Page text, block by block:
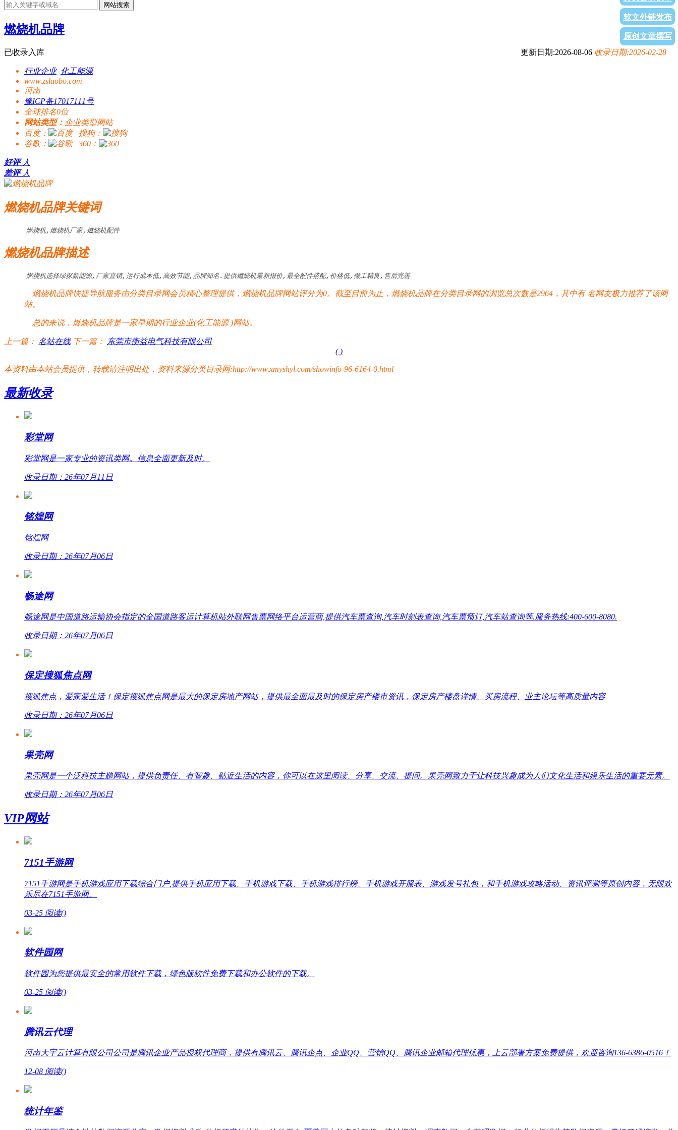
软文外链发布
原创文章撰写
网站搜索
燃烧机品牌
已收录入库 更新日期:2026-08-06 收录日期:2026-02-28
行业企业 化工能源
www.zslaobo.com
河南
豫ICP备17017111号
全球排名0位
网站类型： 企业类型网站
百度：
搜狗：
谷歌：
360：
好评 人
差评 人
燃烧机品牌关键词
燃烧机,燃烧机厂家,燃烧机配件
燃烧机品牌描述
燃烧机选择绿探新能源,厂家直销,运行成本低,高效节能,品牌知名.提供燃烧机最新报价,最全配件搭配,价格低,做工精良,售后完善
燃烧机品牌快捷导航服务由分类目录网会员精心整理提供，燃烧机品牌网站评分为0。截至目前为止，燃烧机品牌在分类目录网的浏览总次数是2964，其中有名网友极力推荐了该网
站。
总的来说，燃烧机品牌是一家早期的行业企业(化工能源 )网站。
上一篇： 名站在线 下一篇：
东莞市衡益电气科技有限公司
( )
本资料由本站会员提供，转载请注明出处，资料来源分类目录网:http://www.xmyshyl.com/showinfo-96-6164-0.html
最新收录
彩堂网
彩堂网是一家专业的资讯类网。信息全面更新及时。
收录日期：26年07月11日
铭煌网
铭煌网
收录日期：26年07月06日
畅途网
畅途网是中国道路运输协会指定的全国道路客运计算机站外联网售票网络平台运营商,提供汽车票查询,汽车时刻表查询,汽车票预订,汽车站查询等.服务热线:400-600-8080.
收录日期：26年07月06日
保定搜狐焦点网
搜狐焦点，爱家爱生活！保定搜狐焦点网是最大的保定房地产网站，提供最全面最及时的保定房产楼市资讯，保定房产楼盘详情、买房流程、业主论坛等高质量内容
收录日期：26年07月06日
果壳网
果壳网是一个泛科技主题网站，提供负责任、有智趣、贴近生活的内容，你可以在这里阅读、分享、交流、提问。果壳网致力于让科技兴趣成为人们文化生活和娱乐生活的重要元素。
收录日期：26年07月06日
VIP网站
7151手游网
7151手游网是手机游戏应用下载综合门户,提供手机应用下载、手机游戏下载、手机游戏排行榜、手机游戏开服表、游戏发号礼包，和手机游戏攻略活动、资讯评测等原创内容，无限欢
乐尽在7151手游网。
03-25 阅读()
软件园网
软件园为您提供最安全的常用软件下载，绿色版软件免费下载和办公软件的下载。
03-25 阅读()
腾讯云代理
河南大宇云计算有限公司公司是腾讯企业产品授权代理商，提供有腾讯云、腾讯企点、企业QQ、营销QQ、腾讯企业邮箱代理优惠，上云部署方案免费提供，欢迎咨询136-6386-0516！
12-08 阅读()
统计年鉴